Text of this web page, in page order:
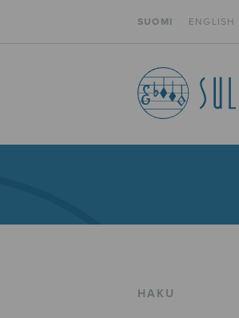
SUOMI ENGLISH
HAKU